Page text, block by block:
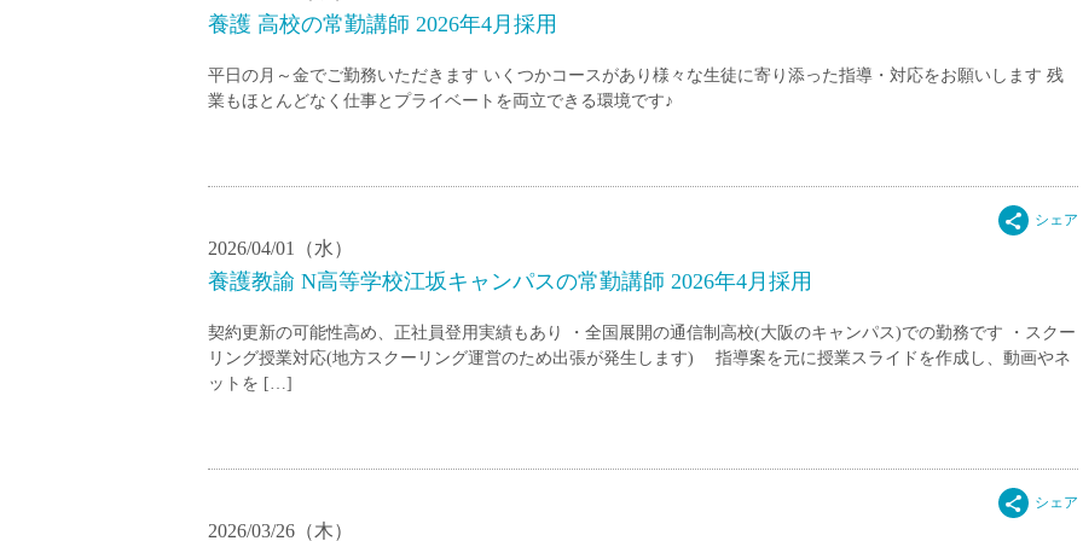
養護 高校の常勤講師 2026年4月採用
平日の月～金でご勤務いただきます いくつかコースがあり様々な生徒に寄り添った指導・対応をお願いします 残
業もほとんどなく仕事とプライベートを両立できる環境です♪
2026/04/01（水）
養護教諭 N高等学校江坂キャンパスの常勤講師 2026年4月採用
契約更新の可能性高め、正社員登用実績もあり ・全国展開の通信制高校(大阪のキャンパス)での勤務です ・スクー
リング授業対応(地方スクーリング運営のため出張が発生します) 指導案を元に授業スライドを作成し、動画やネ
ットを […]
2026/03/26（木）